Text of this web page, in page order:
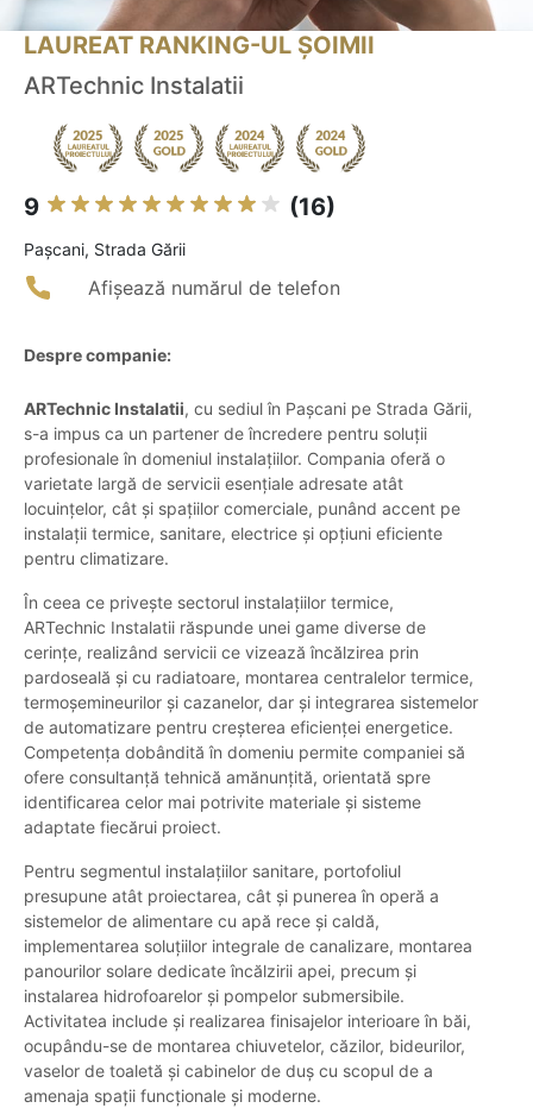
LAUREAT RANKING-UL ȘOIMII
ARTechnic Instalatii
9 (16)
Paşcani, Strada Gării
Afișează numărul de telefon
Despre companie:
ARTechnic Instalatii, cu sediul în Pașcani pe Strada Gării,
s-a impus ca un partener de încredere pentru soluții
profesionale în domeniul instalațiilor. Compania oferă o
varietate largă de servicii esențiale adresate atât
locuințelor, cât și spațiilor comerciale, punând accent pe
instalații termice, sanitare, electrice și opțiuni eficiente
pentru climatizare.
În ceea ce privește sectorul instalațiilor termice,
ARTechnic Instalatii răspunde unei game diverse de
cerințe, realizând servicii ce vizează încălzirea prin
pardoseală și cu radiatoare, montarea centralelor termice,
termoșemineurilor și cazanelor, dar și integrarea sistemelor
de automatizare pentru creșterea eficienței energetice.
Competența dobândită în domeniu permite companiei să
ofere consultanță tehnică amănunțită, orientată spre
identificarea celor mai potrivite materiale și sisteme
adaptate fiecărui proiect.
Pentru segmentul instalațiilor sanitare, portofoliul
presupune atât proiectarea, cât și punerea în operă a
sistemelor de alimentare cu apă rece și caldă,
implementarea soluțiilor integrale de canalizare, montarea
panourilor solare dedicate încălzirii apei, precum și
instalarea hidrofoarelor și pompelor submersibile.
Activitatea include și realizarea finisajelor interioare în băi,
ocupându-se de montarea chiuvetelor, căzilor, bideurilor,
vaselor de toaletă și cabinelor de duș cu scopul de a
amenaja spații funcționale și moderne.